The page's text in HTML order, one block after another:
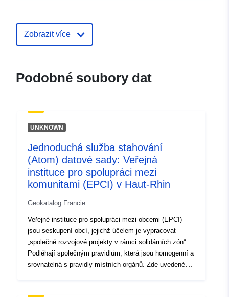
5880dcdeae60
Typ:
Datový zdroj:
http://inspire.ec.europa.eu/
codelist/SpatialDataServiceType/
Zobrazit více
Podobné soubory dat
UNKNOWN
Jednoduchá služba stahování
(Atom) datové sady: Veřejná
instituce pro spolupráci mezi
komunitami (EPCI) v Haut-Rhin
Geokatalog Francie
Veřejné instituce pro spolupráci mezi obcemi (EPCI)
jsou seskupení obcí, jejichž účelem je vypracovat
„společné rozvojové projekty v rámci solidárních zón“.
Podléhají společným pravidlům, která jsou homogenní a
srovnatelná s pravidly místních orgánů. Zde uvedené